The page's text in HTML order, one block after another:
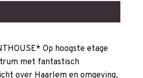
Op hoogste etage
met fantastisch
over Haarlem en omgeving,